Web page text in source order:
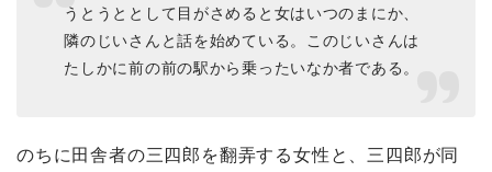
うとうととして目がさめると女はいつのまにか、
隣のじいさんと話を始めている。このじいさんは
たしかに前の前の駅から乗ったいなか者である。
のちに田舎者の三四郎を翻弄する女性と、三四郎が同